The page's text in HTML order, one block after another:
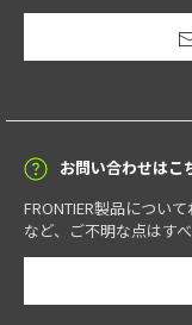
お問い合わせはこ
FRONTIER製品につい
など、ご不明な点はす